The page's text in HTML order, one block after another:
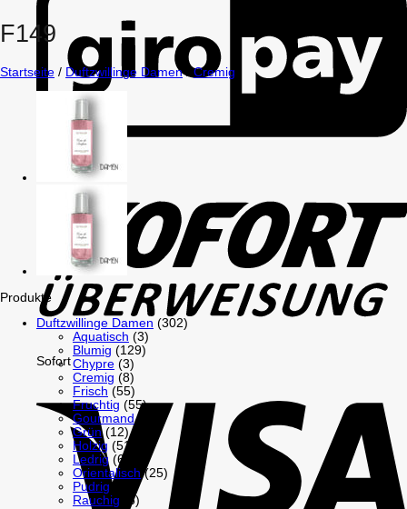
GiroPay
Sofort
F149
Startseite / Duftzwillinge Damen Cremig
Produkte
Duftzwillinge Damen (302)
Aquatisch (3)
Blumig (129)
Chypre (3)
Cremig (8)
Frisch (55)
Fruchtig (55)
Gourmand
Grün (12)
Holzig (51)
Ledrig (6)
Orientalisch (25)
Pudrig
Rauchig
(6)